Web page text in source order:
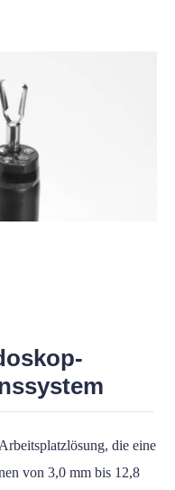
die eine
von 3,0 mm bis 12,8